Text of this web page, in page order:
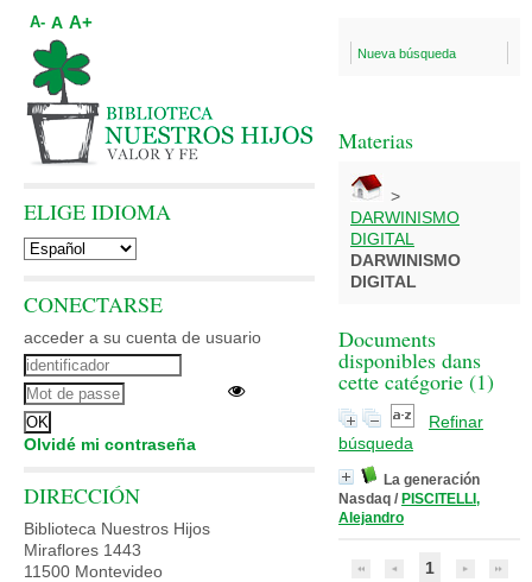
Nueva búsqueda
Materias
>
DARWINISMO
DIGITAL
DARWINISMO
DIGITAL
Documents
disponibles dans
cette catégorie (1)
Refinar
búsqueda
La generación
Nasdaq / PISCITELLI,
Alejandro
1
A- A A+
ELIGE IDIOMA
CONECTARSE
acceder a su cuenta de usuario
Olvidé mi contraseña
DIRECCIÓN
Biblioteca Nuestros Hijos
Miraflores 1443
11500 Montevideo